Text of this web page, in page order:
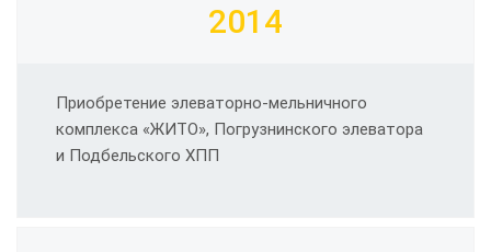
2014
Приобретение элеваторно-мельничного
комплекса «ЖИТО», Погрузнинского элеватора
и Подбельского ХПП